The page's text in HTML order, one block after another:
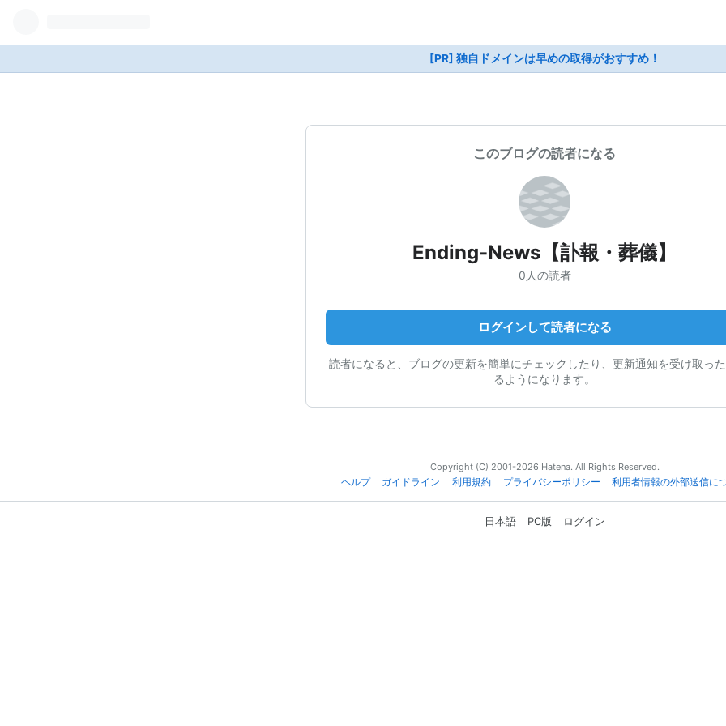
[PR] 独自ドメインは早めの取得がおすすめ！
このブログの読者になる
Ending-News【訃報・葬儀】
0人の読者
ログインして読者になる
読者になると、ブログの更新を簡単にチェックしたり、更新通知を受け取っ
るようになります。
Copyright (C) 2001-2026 Hatena. All Rights Reserved.
ヘルプ
ガイドライン 利用規約 プライバシーポリシー 利用者情報の外部送信に
日本語 PC版 ログイン